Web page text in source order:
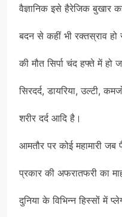
वैज्ञानिक इसे हैरेजिक बुखार
बदन से कहीं भी रक्तस्राव
की मौत सिर्पा चंद हफ्ते में हो
सिरदर्द, डायरिया, उल्टी,
शरीर दर्द आदि है।
आमतौर पर कोई महामारी
प्रकार की अफरातफरी का
दुनिया के विभिन्न हिस्सों में